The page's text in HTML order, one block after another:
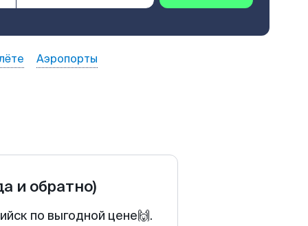
Аэропорты
и обратно)
по выгодной цене🙌.